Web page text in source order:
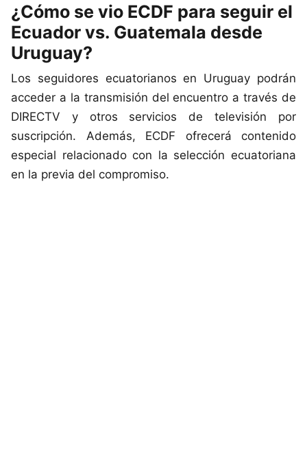
¿Cómo se vio ECDF para seguir el
Ecuador vs. Guatemala desde
Uruguay?
Los seguidores ecuatorianos en Uruguay podrán
acceder a la transmisión del encuentro a través de
DIRECTV y otros servicios de televisión por
suscripción. Además, ECDF ofrecerá contenido
especial relacionado con la selección ecuatoriana
en la previa del compromiso.